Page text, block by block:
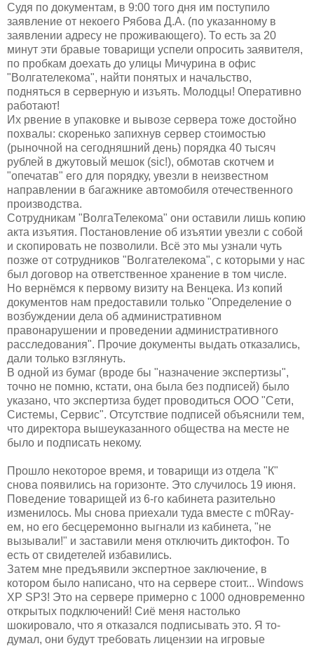
Судя по документам, в 9:00 того дня им поступило
заявление от некоего Рябова Д.А. (по указанному в
заявлении адресу не проживающего). То есть за 20
минут эти бравые товарищи успели опросить заявителя,
по пробкам доехать до улицы Мичурина в офис
"Волгателекома", найти понятых и начальство,
подняться в серверную и изъять. Молодцы! Оперативно
работают!
Их рвение в упаковке и вывозе сервера тоже достойно
похвалы: скоренько запихнув сервер стоимостью
(рыночной на сегодняшний день) порядка 40 тысяч
рублей в джутовый мешок (sic!), обмотав скотчем и
"опечатав" его для порядку, увезли в неизвестном
направлении в багажнике автомобиля отечественного
производства.
Сотрудникам "ВолгаТелекома" они оставили лишь копию
акта изъятия. Постановление об изъятии увезли с собой
и скопировать не позволили. Всё это мы узнали чуть
позже от сотрудников "Волгателекома", с которыми у нас
был договор на ответственное хранение в том числе.
Но вернёмся к первому визиту на Венцека. Из копий
документов нам предоставили только "Определение о
возбуждении дела об административном
правонарушении и проведении административного
расследования". Прочие документы выдать отказались,
дали только взглянуть.
В одной из бумаг (вроде бы "назначение экспертизы",
точно не помню, кстати, она была без подписей) было
указано, что экспертиза будет проводиться ООО "Сети,
Системы, Сервис". Отсутствие подписей объяснили тем,
что директора вышеуказанного общества на месте не
было и подписать некому.
Прошло некоторое время, и товарищи из отдела "К"
снова появились на горизонте. Это случилось 19 июня.
Поведение товарищей из 6-го кабинета разительно
изменилось. Мы снова приехали туда вместе с m0Ray-
ем, но его бесцеремонно выгнали из кабинета, "не
вызывали!" и заставили меня отключить диктофон. То
есть от свидетелей избавились.
Затем мне предъявили экспертное заключение, в
котором было написано, что на сервере стоит... Windows
XP SP3! Это на сервере примерно с 1000 одновременно
открытых подключений! Сиё меня настолько
шокировало, что я отказался подписывать это. Я то-
думал, они будут требовать лицензии на игровые